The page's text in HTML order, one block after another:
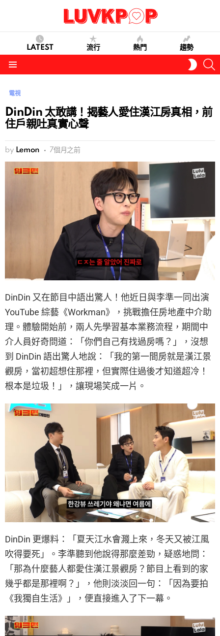
LATEST 流行 熱門 趨勢
SKIN
電視
DinDin 太敢講！揭藝人愛住漢江房真相，前
住戶親吐真實心聲
by Lemon 7個月之前
DinDin 又在節目中語出驚人！他近日與李準一同出演
YouTube 綜藝《Workman》，挑戰擔任房地產中介助
理。體驗開始前，兩人先學習基本業務流程，期間中
介人員好奇問道：「你們自己有找過房嗎？」，沒想
到 DinDin 語出驚人地說：「我的第一間房就是漢江景
觀房，當初超想住那裡，但實際住過後才知道超冷！
根本是垃圾！」，讓現場笑成一片。
DinDin 更爆料：「夏天江水會濺上來，冬天又被江風
吹得要死」。李準聽到他說得那麼差勁，疑惑地問：
「那為什麼藝人都愛住漢江景觀房？節目上看到的家
幾乎都是那裡啊？」，他則淡淡回一句：「因為要拍
《我獨自生活》」，便直接進入了下一幕。